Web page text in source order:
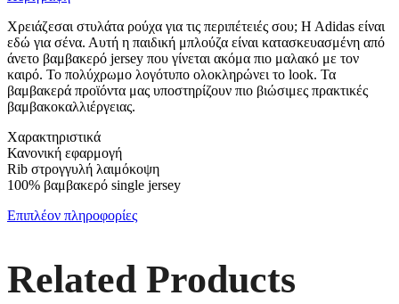
Χρειάζεσαι στυλάτα ρούχα για τις περιπέτειές σου; Η Αdidas είναι
εδώ για σένα. Αυτή η παιδική μπλούζα είναι κατασκευασμένη από
άνετο βαμβακερό jersey που γίνεται ακόμα πιο μαλακό με τον
καιρό. Το πολύχρωμο λογότυπο ολοκληρώνει το look. Τα
βαμβακερά προϊόντα μας υποστηρίζουν πιο βιώσιμες πρακτικές
βαμβακοκαλλιέργειας.
Χαρακτηριστικά
Κανονική εφαρμογή
Rib στρογγυλή λαιμόκοψη
100% βαμβακερό single jersey
Επιπλέον πληροφορίες
Related Products